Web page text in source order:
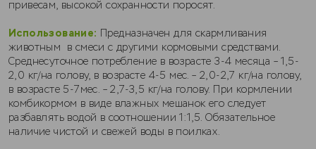
привесам, высокой сохранности поросят.
Использование: Предназначен для скармливания
животным в смеси с другими кормовыми средствами.
Среднесуточное потребление в возрасте 3-4 месяца – 1,5-
2,0 кг/на голову, в возрасте 4-5 мес. – 2,0-2,7 кг/на голову,
в возрасте 5-7мес. – 2,7-3,5 кг/на голову. При кормлении
комбикормом в виде влажных мешанок его следует
разбавлять водой в соотношении 1:1,5. Обязательное
наличие чистой и свежей воды в поилках.